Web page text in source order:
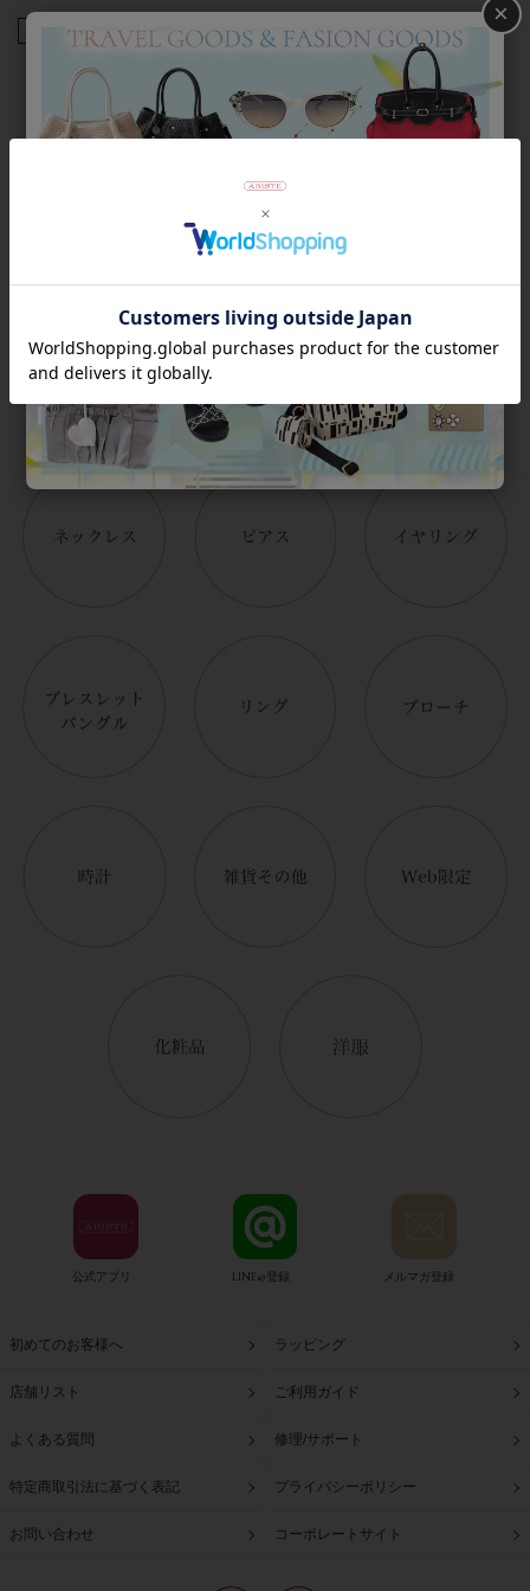
商品番号 2223065
Category
アイテムカテゴリー
公式アプリ LINE@登録 メルマガ登録
初めてのお客様へ ラッピング
店舗リスト ご利用ガイド
よくある質問 修理/サポート
特定商取引法に基づく表記 プライバシーポリシー
お問い合わせ コーポレートサイト
×